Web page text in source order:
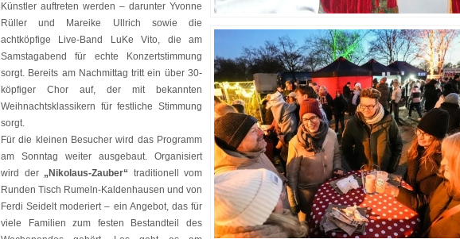
Künstler auftreten werden – darunter Yvonne
Rüller und Mareike Ullrich sowie die
achtköpfige Live-Band LuKe Vito, die am
Samstagabend für echte Konzertstimmung
sorgt. Bereits am Nachmittag tritt ein über 30-
köpfiger Chor auf, der mit bekannten
Weihnachtsklassikern für festliche Stimmung
sorgt.
Für die kleinen Besucher wird das Programm
am Sonntag weiter ausgebaut. Organisiert
wird der „Nikolaus-Zauber“ traditionell vom
Runden Tisch Rumeln-Kaldenhausen und von
Ferdi Seidelt moderiert – ein Angebot, das für
viele Familien zum festen Bestandteil des